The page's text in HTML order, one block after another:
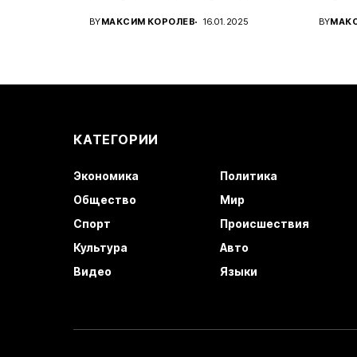
Украины...
BYМАКСИМ КОРОЛЕВ 16.01.2025 BY
КАТЕГОРИИ
Экономика
Политика
Общество
Мир
Спорт
Происшествия
Культура
Авто
Видео
Языки